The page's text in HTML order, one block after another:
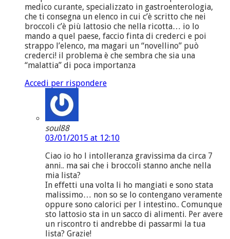
medico curante, specializzato in gastroenterologia,
che ti consegna un elenco in cui c’è scritto che nei
broccoli c’è più lattosio che nella ricotta… io lo
mando a quel paese, faccio finta di crederci e poi
strappo l’elenco, ma magari un “novellino” può
crederci! il problema è che sembra che sia una
“malattia” di poca importanza
Accedi per rispondere
soul88
03/01/2015 at 12:10
Ciao io ho l intolleranza gravissima da circa 7
anni.. ma sai che i broccoli stanno anche nella
mia lista?
In effetti una volta li ho mangiati e sono stata
malissimo… non so se lo contengano veramente
oppure sono calorici per l intestino.. Comunque
sto lattosio sta in un sacco di alimenti. Per avere
un riscontro ti andrebbe di passarmi la tua
lista? Grazie!